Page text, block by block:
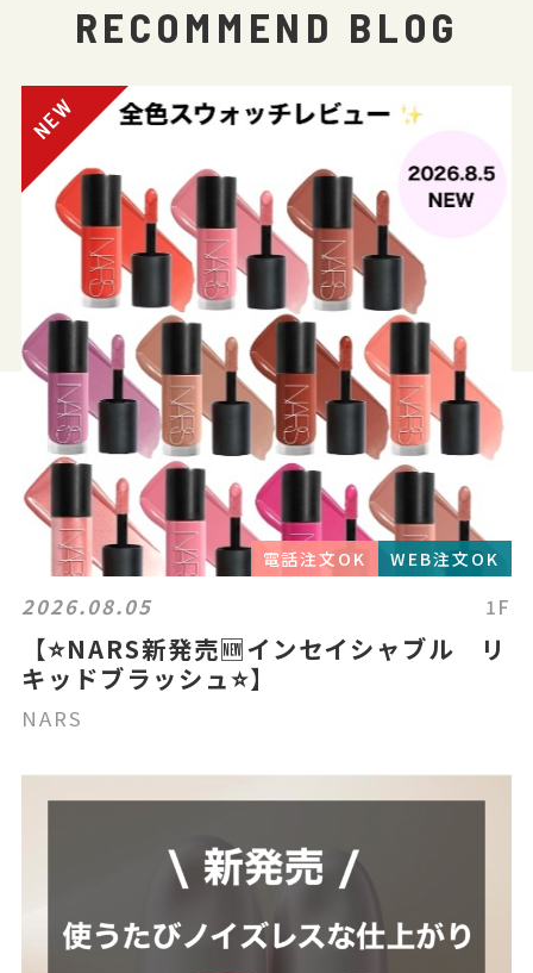
RECOMMEND BLOG
電話注文OK WEB注文OK
2026.08.05 1F
【⭐️NARS新発売🆕インセイシャブル リ
キッドブラッシュ⭐️】
NARS